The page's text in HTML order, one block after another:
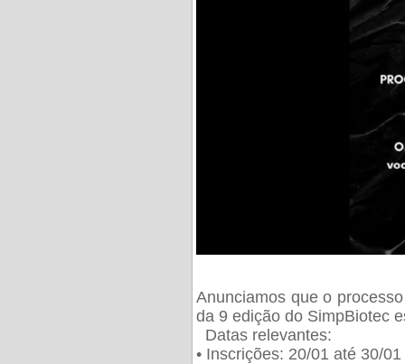
Anunciamos que o
da 9 edição do SimpBiotec
Datas relevantes:
• Inscrições: 20/01 até 30/01